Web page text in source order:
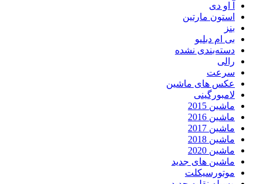
آ او دی
استون مارتین
بنز
بی ام دبلیو
دسته‌بندی نشده
رالی
سرعت
عکس های ماشین
لامبورگینی
ماشین 2015
ماشین 2016
ماشین 2017
ماشین 2018
ماشین 2020
ماشین های جدید
موتورسیکلت